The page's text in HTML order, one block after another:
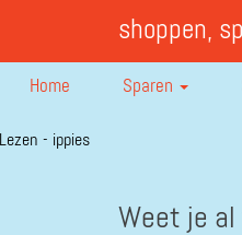
shoppen,
Home Sparen
Lezen - ippies
Weet je